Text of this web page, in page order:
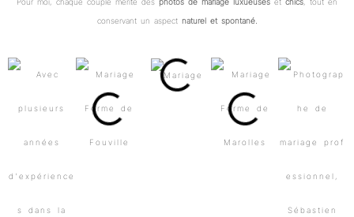
conservant un aspect naturel et spontané.